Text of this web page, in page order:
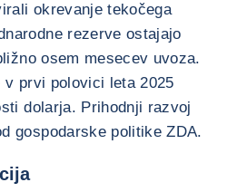
okrevanje tekočega
rezerve ostajajo
osem mesecev uvoza.
prvi polovici leta 2025
dolarja. Prihodnji razvoj
gospodarske politike ZDA.